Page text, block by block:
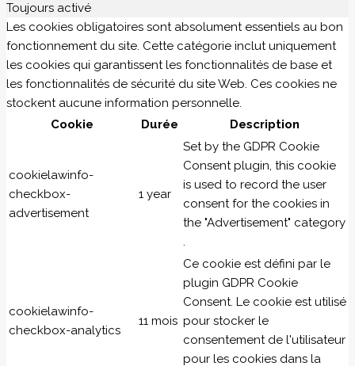
Toujours activé
Les cookies obligatoires sont absolument essentiels au bon
fonctionnement du site. Cette catégorie inclut uniquement
les cookies qui garantissent les fonctionnalités de base et
les fonctionnalités de sécurité du site Web. Ces cookies ne
stockent aucune information personnelle.
Cookie
Durée Description
cookielawinfo-
checkbox-
advertisement
1 year
Set by the GDPR Cookie
Consent plugin, this cookie
is used to record the user
consent for the cookies in
the "Advertisement" category
.
cookielawinfo-
checkbox-analytics
11 mois
Ce cookie est défini par le
plugin GDPR Cookie
Consent. Le cookie est utilisé
pour stocker le
consentement de l'utilisateur
pour les cookies dans la